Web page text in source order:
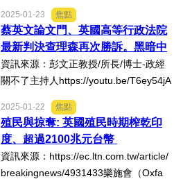
2025-01-23 焦點
蔡英文論文門、英國高等行政法院
最新判決查理森再次勝訴。黑暗中
摸索前進、有突破性的曙光與進
展！
資訊來源：彭文正教授/所長/博士-政經
關不了主持人https://youtu.be/T6ey54jA
日子,彭文正教授/博士追論文門,沒有一
天停下腳步.蔡英文總統當年學位取得真
有藏著不可告人秘密？...
2025-01-22 焦點
殖民與掠奪: 英國殖民時期榨乾印
度、超過2100兆元台幣
資訊來源：https://ec.ltn.com.tw/article/
breakingnews/4931433樂施會（Oxfa